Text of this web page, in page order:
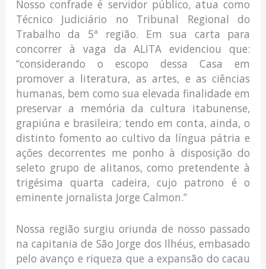
Nosso confrade é servidor público, atua como
Técnico Judiciário no Tribunal Regional do
Trabalho da 5ª região. Em sua carta para
concorrer à vaga da ALITA evidenciou que:
“considerando o escopo dessa Casa em
promover a literatura, as artes, e as ciências
humanas, bem como sua elevada finalidade em
preservar a memória da cultura itabunense,
grapiúna e brasileira; tendo em conta, ainda, o
distinto fomento ao cultivo da língua pátria e
ações decorrentes me ponho à disposição do
seleto grupo de alitanos, como pretendente à
trigésima quarta cadeira, cujo patrono é o
eminente jornalista Jorge Calmon.”
Nossa região surgiu oriunda de nosso passado
na capitania de São Jorge dos Ilhéus, embasado
pelo avanço e riqueza que a expansão do cacau